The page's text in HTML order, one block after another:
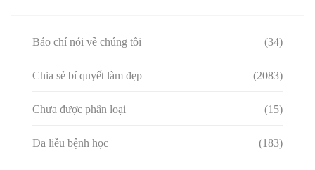
Báo chí nói về chúng tôi (34)
Chia sẻ bí quyết làm đẹp (2083)
Chưa được phân loại (15)
Da liễu bệnh học (183)